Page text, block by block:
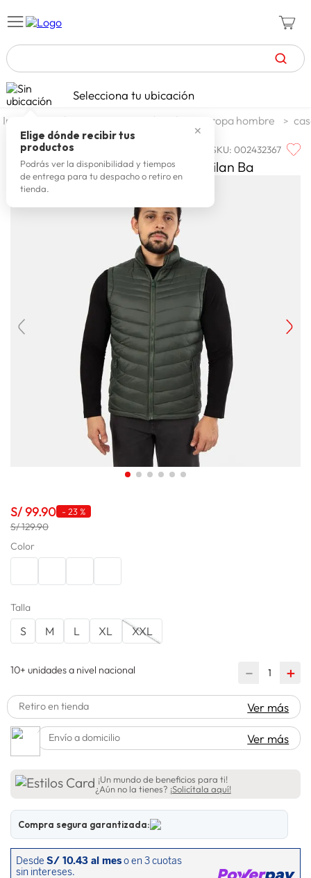
TÉRMINOS MÁS BUSCADOS
1. zapatillas mujer
2. celulares
3. zapatillas hombre
4. moda
5. zapatillas
spiderman
10
Selecciona tu ubicación
✕
Elige dónde recibir tus
productos
Podrás ver la disponibilidad y tiempos
de entrega para tu despacho o retiro en
tienda.
moda y accesorios hombre ropa hombre
ANDRE MERCIER SKU:002432367
Andre Mercier Chaleco Grueso Milan Ba
S/99.90 - 23 %
S/ 129.90
Color
Talla
S M L XL XXL
10+ unidades a nivel nacional ＋
－
Retiro en tienda Ver más
Envío a domicilio Ver más
¡Un mundo de beneficios para ti!
¿Aún no la tienes? ¡Solicítala aquí!
Compra segura garantizada: